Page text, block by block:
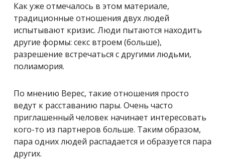
Как уже отмечалось в этом материале,
традиционные отношения двух людей
испытывают кризис. Люди пытаются находить
другие формы: секс втроем (больше),
разрешение встречаться с другими людьми,
полиамория.
По мнению Верес, такие отношения просто
ведут к расставанию пары. Очень часто
приглашенный человек начинает интересовать
кого-то из партнеров больше. Таким образом,
пара одних людей распадается и образуется пара
других.